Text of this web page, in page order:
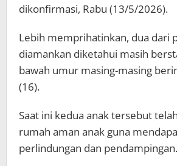
dikonfirmasi, Rabu (13/5/2026).
Lebih memprihatinkan, dua dari
diamankan diketahui masih
bawah umur masing-masing
(16).
Saat ini kedua anak tersebut
rumah aman anak guna
perlindungan dan pendampingan.